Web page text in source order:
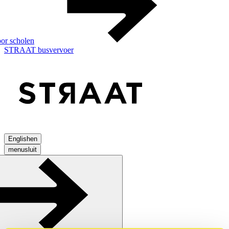
scholen
STRAAT busvervoer
Englishen
menusluit